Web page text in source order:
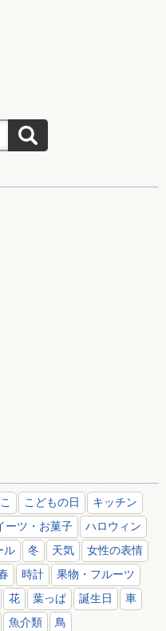
こどもの日
キッチン
ーツ・お菓子
ハロウィン
ル 冬 天気
女性の表情
時計
果物・フルーツ
花 葉っぱ 誕生日
車
魚介類 鳥